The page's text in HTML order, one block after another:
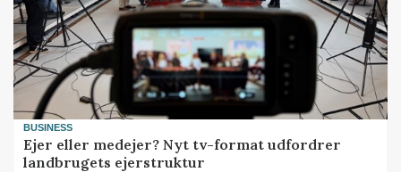
BUSINESS
Ejer eller medejer? Nyt tv-format udfordrer
landbrugets ejerstruktur